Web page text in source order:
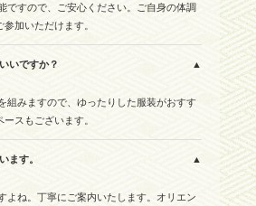
ですので、ご安心ください。ご自身の体調
加いただけます。
いですか？
組みますので、ゆったりした服装がおすす
スもございます。
ます。
よね。丁寧にご案内いたします。オリエン